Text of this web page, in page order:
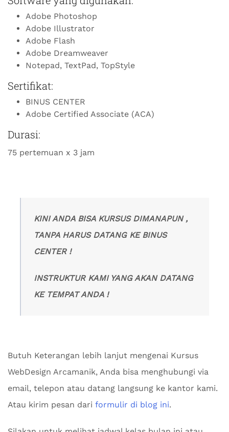
Adobe Photoshop
Adobe Illustrator
Adobe Flash
Adobe Dreamweaver
Notepad, TextPad, TopStyle
Sertifikat:
BINUS CENTER
Adobe Certified Associate (ACA)
Durasi:
75 pertemuan x 3 jam
KINI ANDA BISA KURSUS DIMANAPUN ,
TANPA HARUS DATANG KE BINUS
CENTER !
INSTRUKTUR KAMI YANG AKAN DATANG
KE TEMPAT ANDA !
Butuh Keterangan lebih lanjut mengenai Kursus
WebDesign Arcamanik, Anda bisa menghubungi via
email, telepon atau datang langsung ke kantor kami.
Atau kirim pesan dari formulir di blog ini.